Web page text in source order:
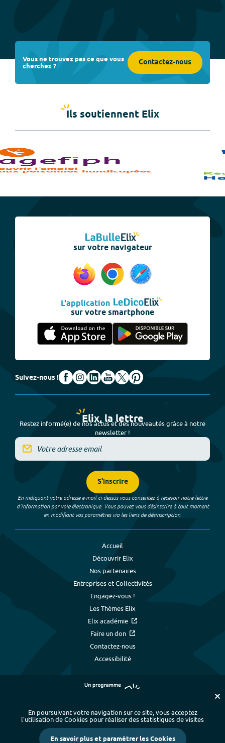
Vous ne trouvez pas ce que vous
cherchez ? Contactez-nous
Ils soutiennent Elix
sur votre navigateur
L'application
sur votre smartphone
Suivez-nous !
Elix, la lettre
Restez informé(e) de nos actus et des nouveautés grâce à notre
newsletter !
S'inscrire
En indiquant votre adresse e-mail ci-dessus vous consentez à recevoir notre lettre
d’information par voie électronique. Vous pouvez vous désinscrire à tout moment
en modifiant vos paramètres via les liens de désinscription.
Accueil
Découvrir Elix
Nos partenaires
Entreprises et Collectivités
Engagez-vous !
Les Thèmes Elix
Elix académie
Faire un don
Contactez-nous
Accessibilité
Plan du site - Index alphabétique
-
Mentions légales et données personnelles
- Paramétrer les cookies
En poursuivant votre navigation sur ce site, vous acceptez
l’utilisation de Cookies pour réaliser des statistiques de visites
En savoir plus et paramétrer les Cookies